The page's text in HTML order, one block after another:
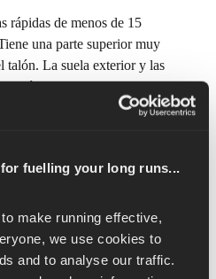
fuelling your long runs...
make running effective,
we use cookies to
and to analyse our traffic.
rápidas de menos de 15
una parte superior muy
talón. La suela exterior y las
duraderas y el
y lentas.
g/8,54 oz (M)
velocidad de corta y media